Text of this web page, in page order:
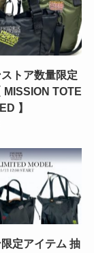
トア数量限定
MISSION TOTE
】
定アイテム 抽